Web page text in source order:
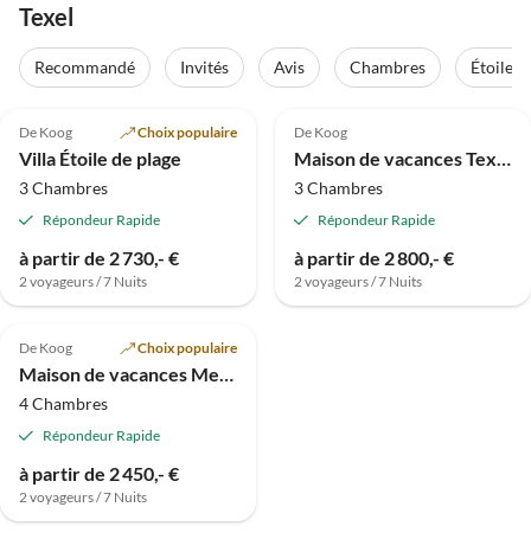
Texel
Recommandé Invités Avis Chambres Étoiles
De Koog Choix populaire
Villa Étoile de plage
3 Chambres
Répondeur Rapide
à partir de 2 730,- €
2 voyageurs / 7 Nuits
De Koog
3 Chambres
Répondeur Rapide
à partir de 2 800,- €
2 voyageurs / 7 Nuits
De Koog Choix populaire
4 Chambres
Répondeur Rapide
à partir de 2 450,- €
2 voyageurs / 7 Nuits